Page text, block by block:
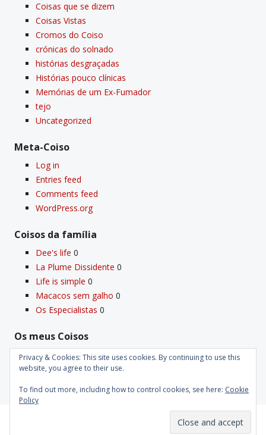
Coisas que se dizem
Coisas Vistas
Cromos do Coiso
crónicas do solnado
histórias desgraçadas
Histórias pouco clí­nicas
Memórias de um Ex-Fumador
tejo
Uncategorized
Meta-Coiso
Log in
Entries feed
Comments feed
WordPress.org
Coisos da famí­lia
Dee's life 0
La Plume Dissidente 0
Life is simple 0
Macacos sem galho 0
Os Especialistas 0
Os meus Coisos
Deus0
Velho Coiso0
Theme: Kubrick 2014.
Privacy & Cookies: This site uses cookies. By continuing to use this
website, you agree to their use.
To find out more, including how to control cookies, see here: Cookie
Policy